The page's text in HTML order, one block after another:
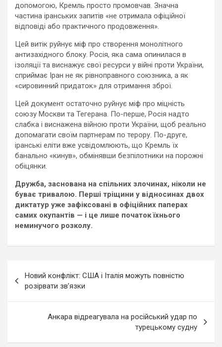
допомогою, Кремль просто промовчав. Значна
частина іранських запитів «не отримала офіційної
відповіді або практичного продовження».
Цей витік руйнує міф про створення монолітного
антизахідного блоку. Росія, яка сама опинилася в
ізоляції та виснажує свої ресурси у війні проти України,
сприймає Іран не як рівноправного союзника, а як
«сировинний придаток» для отримання зброї.
Цей документ остаточно руйнує міф про міцність
союзу Москви та Тегерана. По-перше, Росія надто
слабка і виснажена війною проти України, щоб реально
допомагати своїм партнерам по терору. По-друге,
іранські еліти вже усвідомлюють, що Кремль їх
банально «кинув», обмінявши безпілотники на порожні
обіцянки.
Дружба, заснована на спільних злочинах, ніколи не
буває тривалою. Перші тріщини у відносинах двох
диктатур уже зафіксовані в офіційних паперах
самих окупантів — і це лише початок їхнього
неминучого розколу.
по
записям
Новий конфлікт: США і Італія можуть повністю
розірвати зв’язки
Анкара відреагувала на російський удар по
турецькому судну